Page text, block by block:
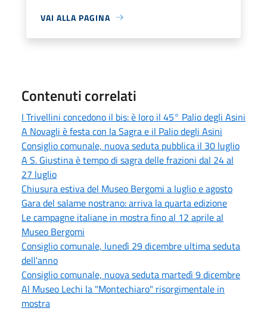
VAI ALLA PAGINA
Contenuti correlati
I Trivellini concedono il bis: è loro il 45° Palio degli Asini
A Novagli è festa con la Sagra e il Palio degli Asini
Consiglio comunale, nuova seduta pubblica il 30 luglio
A S. Giustina è tempo di sagra delle frazioni dal 24 al
27 luglio
Chiusura estiva del Museo Bergomi a luglio e agosto
Gara del salame nostrano: arriva la quarta edizione
Le campagne italiane in mostra fino al 12 aprile al
Museo Bergomi
Consiglio comunale, lunedì 29 dicembre ultima seduta
dell'anno
Consiglio comunale, nuova seduta martedì 9 dicembre
Al Museo Lechi la "Montechiaro" risorgimentale in
mostra